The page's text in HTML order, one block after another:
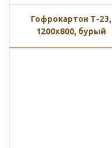
Гофрокартон Т-23,
1200х800, бурый